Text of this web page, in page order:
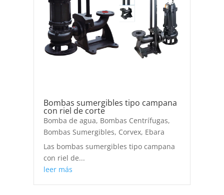
Bombas sumergibles tipo campana
con riel de corte
Bomba de agua, Bombas Centrífugas,
Bombas Sumergibles, Corvex, Ebara
Las bombas sumergibles tipo campana
con riel de...
leer más